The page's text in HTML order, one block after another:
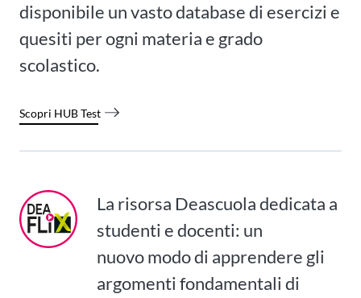
disponibile un vasto database di esercizi e
quesiti per ogni materia e grado
scolastico.
Scopri HUB Test
La risorsa Deascuola dedicata a
studenti e docenti: un
nuovo modo di apprendere gli
argomenti fondamentali di